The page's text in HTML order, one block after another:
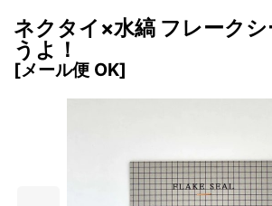
ネクタイ×水縞 フレークシ
うよ！
[メール便 OK]